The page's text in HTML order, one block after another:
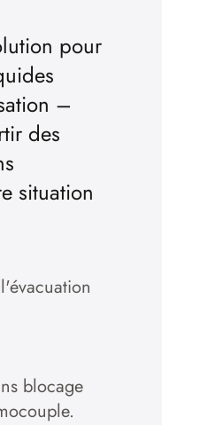
pour
–
des
situation
blocage